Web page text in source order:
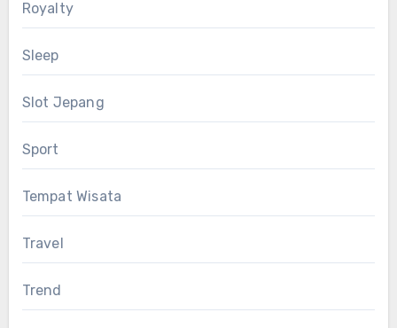
Royalty
Sleep
Slot Jepang
Sport
Tempat Wisata
Travel
Trend